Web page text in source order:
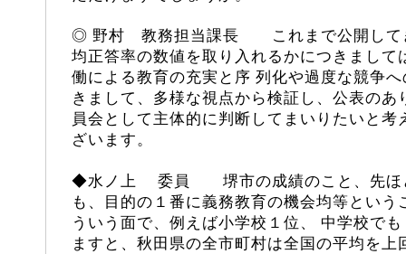
◎ 野村 教務担当課長 これまで公開して
均正答率の数値を取り入れるかにつきまして
働による教育の充実と序 列化や過度な競争
きまして、多様な視点から検証し、公表のあ
員会として主体的に判断してまいりたいと考
ざいます。
◆水ノ上
委員 堺市の成績のこと、先ほ
も、目的の１番に義務教育の機会均等という
ういう面で、例えば小学校１位、 中学校で
ますと、秋田県の全市町村は全国の平均を上